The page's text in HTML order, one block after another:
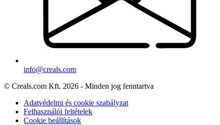
info@creals.com
© Creals.com Kft. 2026 - Minden jog fenntartva
Adatvédelmi és cookie szabályzat
Felhasználói feltételek
Cookie beállítások